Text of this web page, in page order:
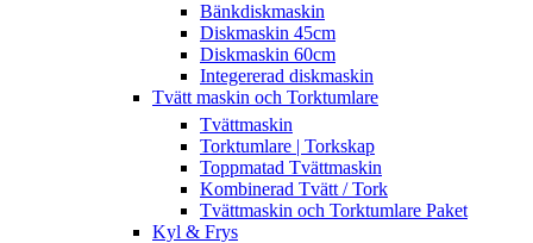
Bänkdiskmaskin
Diskmaskin 45cm
Diskmaskin 60cm
Integererad diskmaskin
Tvätt maskin och Torktumlare
Tvättmaskin
Torktumlare | Torkskap
Toppmatad Tvättmaskin
Kombinerad Tvätt / Tork
Tvättmaskin och Torktumlare Paket
Kyl & Frys